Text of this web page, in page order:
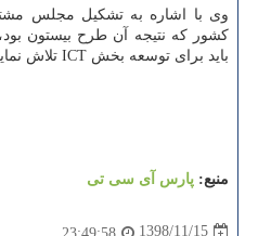
وی با اشاره به تشكیل مجلس
كشور كه نتیجه آن طرح بیستون
باید برای توسعه بخش ICT تلاش نماییم.
منبع: پارس آی سی تی
1398/11/15